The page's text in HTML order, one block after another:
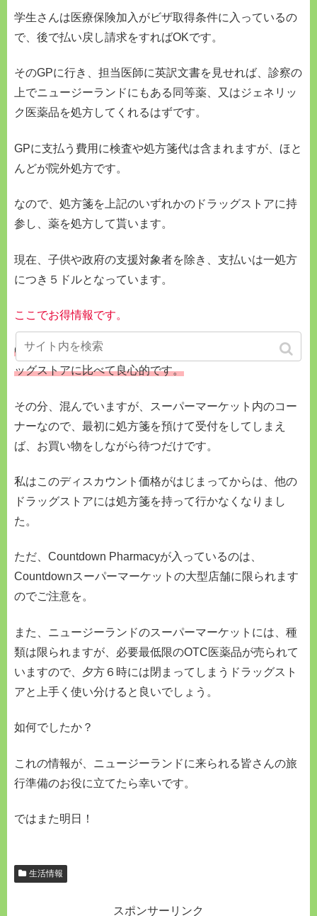
学生さんは医療保険加入がビザ取得条件に入っているの
で、後で払い戻し請求をすればOKです。
そのGPに行き、担当医師に英訳文書を見せれば、診察の
上でニュージーランドにもある同等薬、又はジェネリッ
ク医薬品を処方してくれるはずです。
GPに支払う費用に検査や処方箋代は含まれますが、ほと
んどが院外処方です。
なので、処方箋を上記のいずれかのドラッグストアに持
参し、薬を処方して貰います。
現在、子供や政府の支援対象者を除き、支払いは一処方
につき５ドルとなっています。
ここでお得情報です。
Countdown Pharmacyでは、一処方2.5ドルと、他のドラ
ッグストアに比べて良心的です。
その分、混んでいますが、スーパーマーケット内のコー
ナーなので、最初に処方箋を預けて受付をしてしまえ
ば、お買い物をしながら待つだけです。
私はこのディスカウント価格がはじまってからは、他の
ドラッグストアには処方箋を持って行かなくなりまし
た。
ただ、Countdown Pharmacyが入っているのは、
Countdownスーパーマーケットの大型店舗に限られます
のでご注意を。
また、ニュージーランドのスーパーマーケットには、種
類は限られますが、必要最低限のOTC医薬品が売られて
いますので、夕方６時には閉まってしまうドラッグスト
アと上手く使い分けると良いでしょう。
如何でしたか？
これの情報が、ニュージーランドに来られる皆さんの旅
行準備のお役に立てたら幸いです。
ではまた明日！
生活情報
スポンサーリンク